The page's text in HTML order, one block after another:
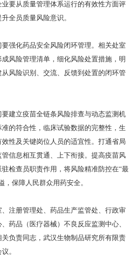
要从质量管理体系运行的有效性方面评
全员质量风险意识。
化药品安全风险闭环管理。相关处室
风险管理清单，细化风险处置措施，明
风险识别、交流、反馈到处置的闭环管
立疫苗全链条风险排查与动态监测机
的符合性，临床试验数据的完整性，生
性及关键岗位人员的适宜性。打通省局
信息相互贯通、上下衔接。提高疫苗风
检查员职责作用，将风险精准防控在“最
，保障人民群众用药安全。
册管理处、药品生产监管处、行政审
药品（医疗器械）不良反应监测中心、
负责同志，武汉生物制品研究所有限责
。